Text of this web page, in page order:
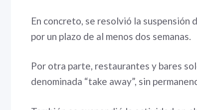
En concreto, se resolvió la suspensión
por un plazo de al menos dos semanas.
Por otra parte, restaurantes y bares
denominada “take away”, sin